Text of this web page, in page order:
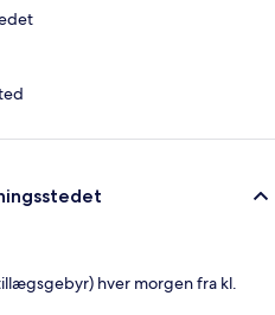
hver morgen fra kl.